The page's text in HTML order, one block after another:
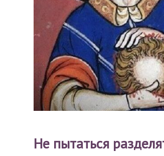
Не пытаться